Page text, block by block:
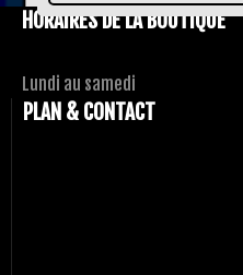
HORAIRES DE LA BOUTIQUE
Lundi au samedi
PLAN & CONTACT